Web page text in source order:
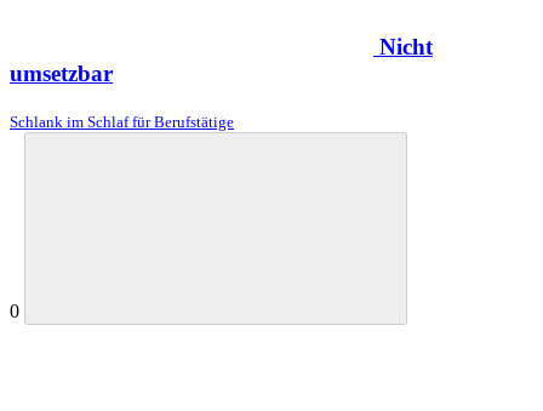
Nicht
umsetzbar
Schlank im Schlaf für Berufstätige
0